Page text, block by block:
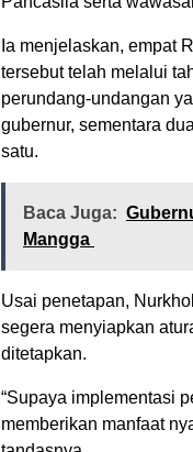
Ia menjelaskan, empat
tersebut telah melalui
perundang-undangan
gubernur, sementara
satu.
Baca Juga:
Mangga
Usai penetapan,
segera menyiapkan
ditetapkan.
“Supaya implementasi
memberikan manfaat